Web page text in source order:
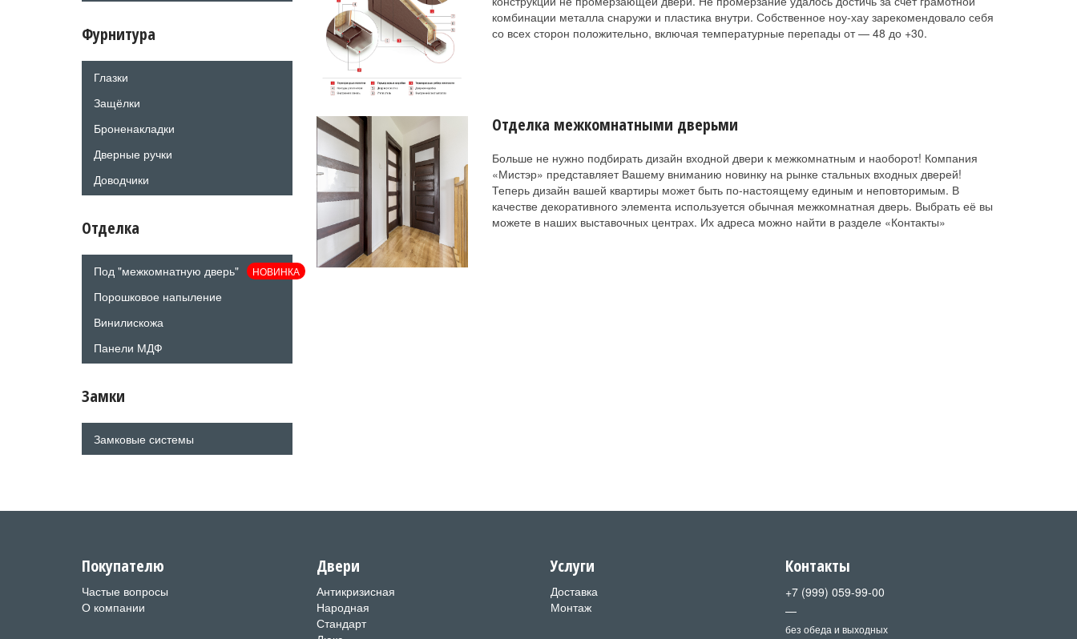
Фурнитура
Глазки
Защёлки
Броненакладки
Дверные ручки
Доводчики
Отделка
Под "межкомнатную дверь" НОВИНКА
Порошковое напыление
Винилискожа
Панели МДФ
Замки
Замковые системы
комбинации металла снаружи и пластика внутри. Собственное ноу-хау зарекомендовало себя
со всех сторон положительно, включая температурные перепады от — 48 до +30.
Отделка межкомнатными дверьми
Больше не нужно подбирать дизайн входной двери к межкомнатным и наоборот! Компания
«Мистэр» представляет Вашему вниманию новинку на рынке стальных входных дверей!
Теперь дизайн вашей квартиры может быть по-настоящему единым и неповторимым. В
качестве декоративного элемента используется обычная межкомнатная дверь. Выбрать её вы
можете в наших выставочных центрах. Их адреса можно найти в разделе «Контакты»
Покупателю
Частые вопросы
О компании
Двери
Антикризисная
Народная
Стандарт
Услуги
Доставка
Монтаж
Контакты
+7 (999) 059-99-00
—
без обеда и выходных